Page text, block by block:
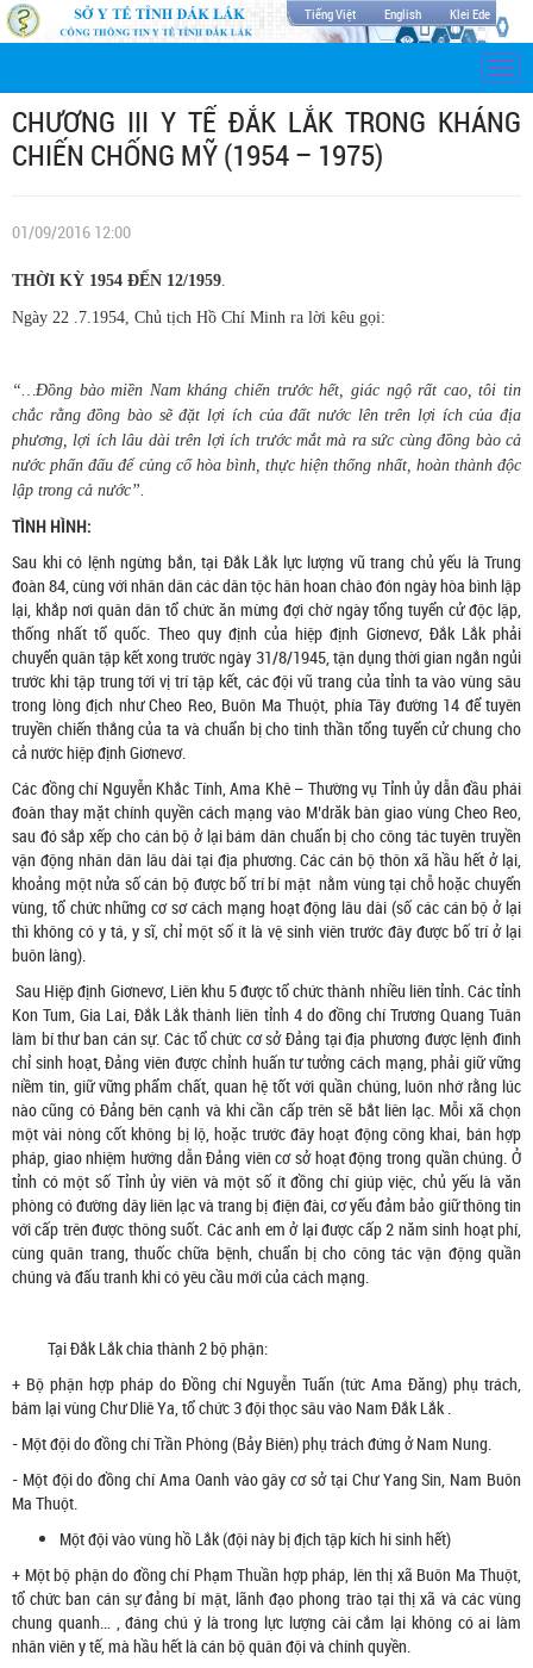
Tiếng Việt English Klei Ede
CHƯƠNG III Y TẾ ĐẮK LẮK TRONG KHÁNG
CHIẾN CHỐNG MỸ (1954 – 1975)
01/09/2016 12:00
THỜI KỲ 1954 ĐẾN 12/1959
Ngày 22 .7.1954, Chủ tịch Hồ Chí Minh ra lời kêu gọi:
“…Đồng bào miền Nam kháng chiến trước hết, giác ngộ rất cao, tôi tin
chắc rằng đồng bào sẽ đặt lợi ích của đất nước lên trên lợi ích của địa
phương, lợi ích lâu dài trên lợi ích trước mắt mà ra sức cùng đồng bào cả
nước phấn đấu để củng cố hòa bình, thực hiện thống nhất, hoàn thành độc
lập trong cả nước”.
TÌNH HÌNH:
Sau khi có lệnh ngừng bắn, tại Đắk Lắk lực lượng vũ trang chủ yếu là Trung
đoàn 84, cùng với nhân dân các dân tộc hân hoan chào đón ngày hòa bình lập
lại, khắp nơi quân dân tổ chức ăn mừng đợi chờ ngày tổng tuyển cử độc lập,
thống nhất tổ quốc. Theo quy định của hiệp định Giơnevơ, Đắk Lắk phải
chuyển quân tập kết xong trước ngày 31/8/1945, tận dụng thời gian ngắn ngủi
trước khi tập trung tới vị trí tập kết, các đội vũ trang của tỉnh ta vào vùng sâu
trong lòng địch như Cheo Reo, Buôn Ma Thuột, phía Tây đường 14 để tuyên
truyền chiến thắng của ta và chuẩn bị cho tinh thần tổng tuyển cử chung cho
cả nước hiệp định Giơnevơ.
Các đồng chí Nguyễn Khắc Tính, Ama Khê – Thường vụ Tỉnh ủy dẫn đầu phái
đoàn thay mặt chính quyền cách mạng vào M’drăk bàn giao vùng Cheo Reo,
sau đó sắp xếp cho cán bộ ở lại bám dân chuẩn bị cho công tác tuyên truyền
vận động nhân dân lâu dài tại địa phương. Các cán bộ thôn xã hầu hết ở lại,
khoảng một nửa số cán bộ được bố trí bí mật nằm vùng tại chỗ hoặc chuyển
vùng, tổ chức những cơ sơ cách mạng hoạt động lâu dài (số các cán bộ ở lại
thì không có y tá, y sĩ, chỉ một số ít là vệ sinh viên trước đây được bố trí ở lại
buôn làng).
Sau Hiệp định Giơnevơ, Liên khu 5 được tổ chức thành nhiều liên tỉnh. Các tỉnh
Kon Tum, Gia Lai, Đắk Lắk thành liên tỉnh 4 do đồng chí Trương Quang Tuân
làm bí thư ban cán sự. Các tổ chức cơ sở Đảng tại địa phương được lệnh đình
chỉ sinh hoạt, Đảng viên được chỉnh huấn tư tưởng cách mạng, phải giữ vững
niềm tin, giữ vững phẩm chất, quan hệ tốt với quần chúng, luôn nhớ rằng lúc
nào cũng có Đảng bên cạnh và khi cần cấp trên sẽ bắt liên lạc. Mỗi xã chọn
một vài nòng cốt không bị lộ, hoặc trước đây hoạt động công khai, bán hợp
pháp, giao nhiệm hướng dẫn Đảng viên cơ sở hoạt động trong quần chúng. Ở
tỉnh có một số Tỉnh ủy viên và một số ít đồng chí giúp việc, chủ yếu là văn
phòng có đường dây liên lạc và trang bị điện đài, cơ yếu đảm bảo giữ thông tin
với cấp trên được thông suốt. Các anh em ở lại được cấp 2 năm sinh hoạt phí,
cùng quân trang, thuốc chữa bệnh, chuẩn bị cho công tác vận động quần
chúng và đấu tranh khi có yêu cầu mới của cách mạng.
Tại Đắk Lắk chia thành 2 bộ phận:
+ Bộ phận hợp pháp do Đồng chí Nguyễn Tuấn (tức Ama Đăng) phụ trách,
bám lại vùng Chư Dliê Ya, tổ chức 3 đội thọc sâu vào Nam Đắk Lắk .
- Một đội do đồng chí Trần Phòng (Bảy Biên) phụ trách đứng ở Nam Nung.
- Một đội do đồng chí Ama Oanh vào gây cơ sở tại Chư Yang Sin, Nam Buôn
Ma Thuột.
Một đội vào vùng hồ Lắk (đội này bị địch tập kích hi sinh hết)
+ Một bộ phận do đồng chí Phạm Thuần hợp pháp, lên thị xã Buôn Ma Thuột,
tổ chức ban cán sự đảng bí mật, lãnh đạo phong trào tại thị xã và các vùng
chung quanh… , đáng chú ý là trong lực lượng cài cắm lại không có ai làm
nhân viên y tế, mà hầu hết là cán bộ quân đội và chính quyền.